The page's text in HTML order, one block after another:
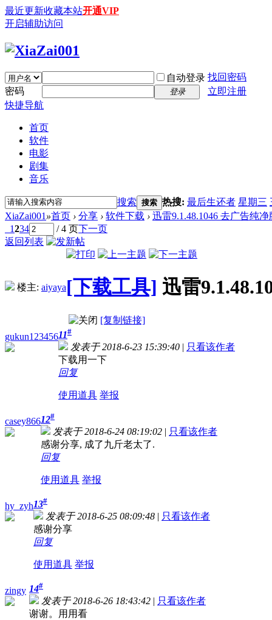
最近更新收藏本站开通VIP
开启辅助访问
自动登录 找回密码
密码
登录
立即注册
快捷导航
首页
软件
电影
剧集
音乐
搜索 搜索 热搜: 最后生还者 星期三
XiaZai001 »首页 › 分享 › 软件下载 › 迅雷9.1.48.1046 去广告纯净
1234 / 4 页下一页
返回列表
楼主: aiyaya[下载工具] 迅雷
[复制链接]
gukun12345611#
发表于 2018-6-23 15:39:40 | 只看该作者
下载用一下
回复
使用道具 举报
casey86612#
发表于 2018-6-24 08:19:02 | 只看该作者
感谢分享, 成了九斤老太了.
回复
使用道具 举报
hy_zyh13#
发表于 2018-6-25 08:09:48 | 只看该作者
感谢分享
回复
使用道具 举报
zingy 14#
发表于 2018-6-26 18:43:42 | 只看该作者
谢谢。用用看